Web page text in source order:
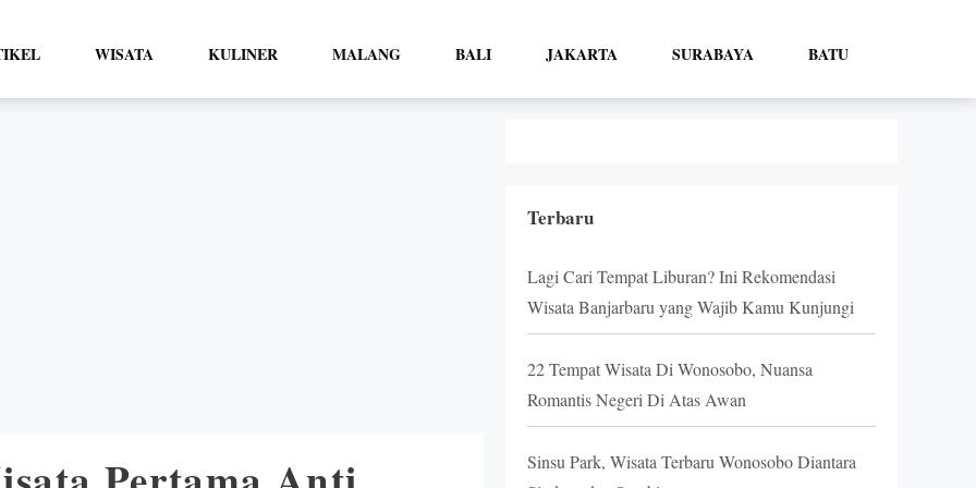
WISATA KULINER MALANG BALI JAKARTA SURABAYA BATU
Terbaru
Lagi Cari Tempat Liburan? Ini Rekomendasi
Wisata Banjarbaru yang Wajib Kamu Kunjungi
22 Tempat Wisata Di Wonosobo, Nuansa
Romantis Negeri Di Atas Awan
Sinsu Park, Wisata Terbaru Wonosobo Diantara